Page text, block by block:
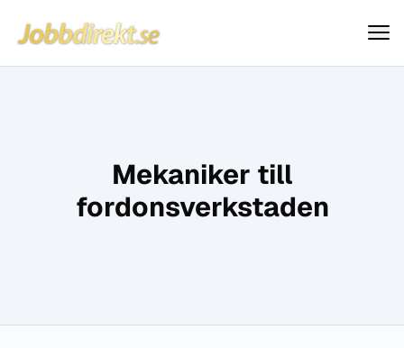
Hoppa till innehåll
Jobbdirekt
Mekaniker till
fordonsverkstaden